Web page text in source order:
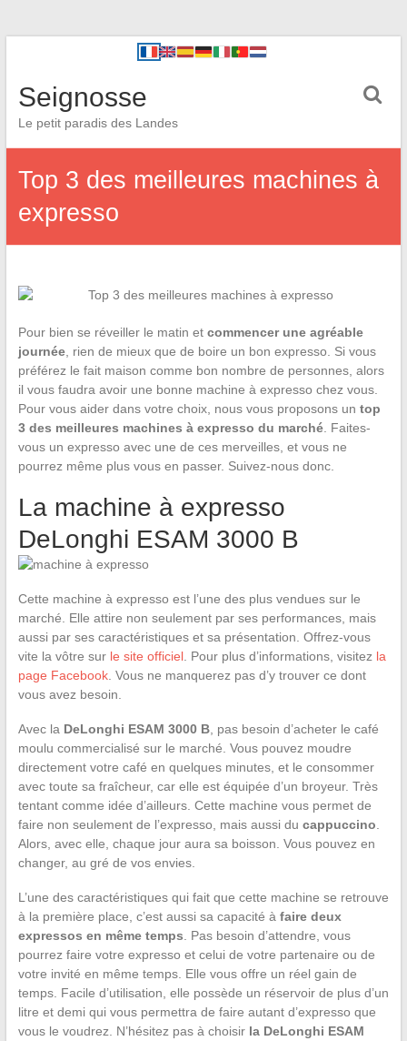
Seignosse
Le petit paradis des Landes
Top 3 des meilleures machines à
expresso
Pour bien se réveiller le matin et commencer une agréable
journée, rien de mieux que de boire un bon expresso. Si vous
préférez le fait maison comme bon nombre de personnes, alors
il vous faudra avoir une bonne machine à expresso chez vous.
Pour vous aider dans votre choix, nous vous proposons un top
3 des meilleures machines à expresso du marché. Faites-
vous un expresso avec une de ces merveilles, et vous ne
pourrez même plus vous en passer. Suivez-nous donc.
La machine à expresso
DeLonghi ESAM 3000 B
Cette machine à expresso est l’une des plus vendues sur le
marché. Elle attire non seulement par ses performances, mais
aussi par ses caractéristiques et sa présentation. Offrez-vous
vite la vôtre sur le site officiel. Pour plus d’informations, visitez la
page Facebook. Vous ne manquerez pas d’y trouver ce dont
vous avez besoin.
Avec la DeLonghi ESAM 3000 B, pas besoin d’acheter le café
moulu commercialisé sur le marché. Vous pouvez moudre
directement votre café en quelques minutes, et le consommer
avec toute sa fraîcheur, car elle est équipée d’un broyeur. Très
tentant comme idée d’ailleurs. Cette machine vous permet de
faire non seulement de l’expresso, mais aussi du cappuccino
Alors, avec elle, chaque jour aura sa boisson. Vous pouvez en
changer, au gré de vos envies.
L’une des caractéristiques qui fait que cette machine se retrouve
à la première place, c’est aussi sa capacité à faire deux
expressos en même temps . Pas besoin d’attendre, vous
pourrez faire votre expresso et celui de votre partenaire ou de
votre invité en même temps. Elle vous offre un réel gain de
temps. Facile d’utilisation, elle possède un réservoir de plus d’un
litre et demi qui vous permettra de faire autant d’expresso que
vous le voudrez. N’hésitez pas à choisir la DeLonghi ESAM